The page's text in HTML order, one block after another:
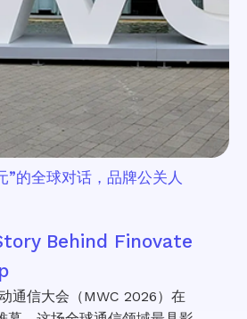
”的全球对话，品牌公关人
Behind Finovate
通信大会（MWC 2026）在